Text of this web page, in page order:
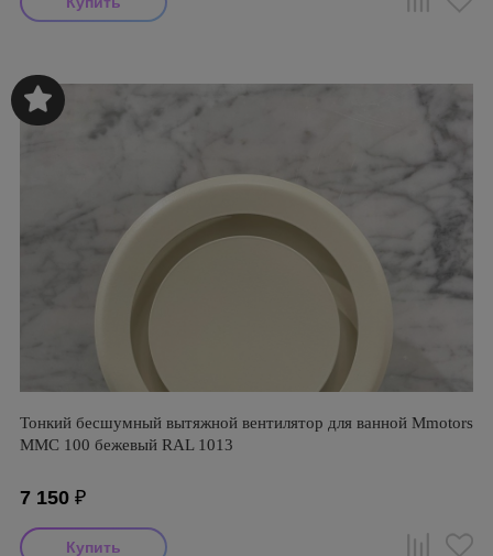
Тонкий бесшумный вытяжной вентилятор для ванной Mmotors
ММC 100 бежевый RAL 1013
7 150 ₽